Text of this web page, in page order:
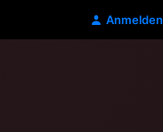
Anmelden